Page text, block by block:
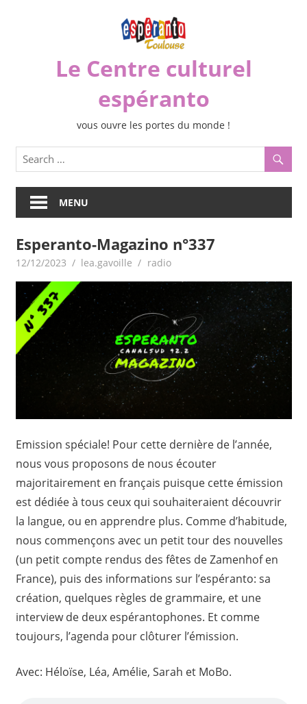
Le Centre culturel
espéranto
vous ouvre les portes du monde !
MENU
Esperanto-Magazino n°337
12/12/2023 lea.gavoille radio
Emission spéciale! Pour cette dernière de l’année,
nous vous proposons de nous écouter
majoritairement en français puisque cette émission
est dédiée à tous ceux qui souhaiteraient découvrir
la langue, ou en apprendre plus. Comme d’habitude,
nous commençons avec un petit tour des nouvelles
(un petit compte rendus des fêtes de Zamenhof en
France), puis des informations sur l’espéranto: sa
création, quelques règles de grammaire, et une
interview de deux espérantophones. Et comme
toujours, l’agenda pour clôturer l’émission.
Avec: Héloïse, Léa, Amélie, Sarah et MoBo.